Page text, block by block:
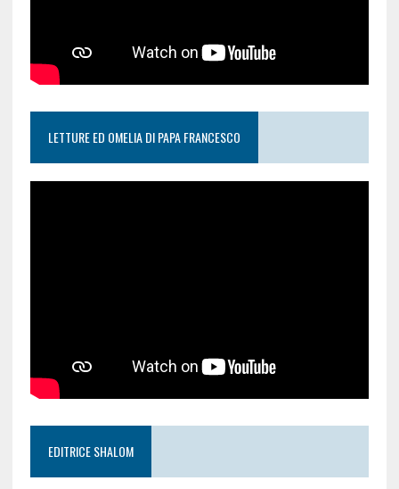
LETTURE ED OMELIA DI PAPA FRANCESCO
EDITRICE SHALOM